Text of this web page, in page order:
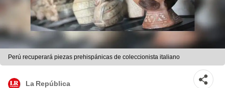
Perú recuperará piezas prehispánicas de coleccionista italiano
La República